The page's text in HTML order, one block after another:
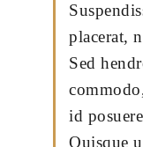
placerat,
Sed
id posuere
Quisque